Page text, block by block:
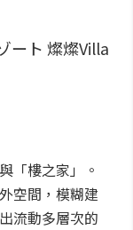
「樓之家」。
空間，模糊建
流動多層次的